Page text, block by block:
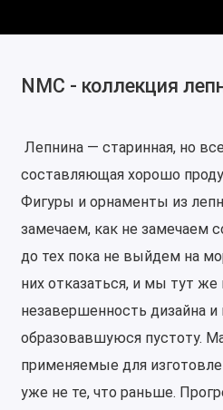
NMC - коллекция
Лепнина — старинная, но
составляющая хорошо
Фигуры и орнаменты из
замечаем, как не замечаем
до тех пока не выйдем на
них отказаться, и мы тут
незавершенность дизайна и
образовавшуюся пустоту.
применяемые для
уже не те, что раньше.